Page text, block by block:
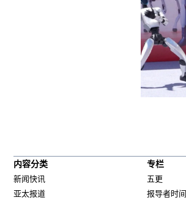
内容分类
新闻快讯
亚太报道
专栏
五更
报导者时间